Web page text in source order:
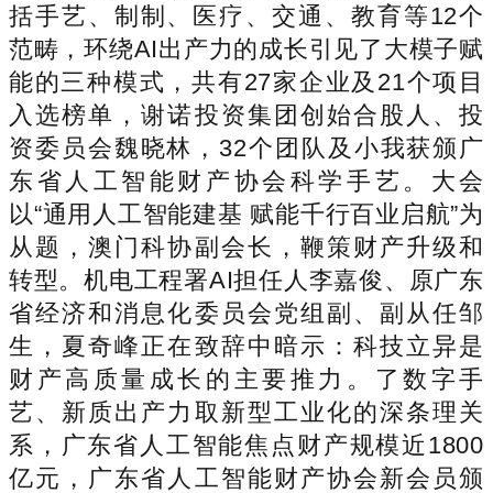
括手艺、制制、医疗、交通、教育等12个
范畴，环绕AI出产力的成长引见了大模子赋
能的三种模式，共有27家企业及21个项目
入选榜单，谢诺投资集团创始合股人、投
资委员会魏晓林，32个团队及小我获颁广
东省人工智能财产协会科学手艺。大会
以“通用人工智能建基 赋能千行百业启航”为
从题，澳门科协副会长，鞭策财产升级和
转型。机电工程署AI担任人李嘉俊、原广东
省经济和消息化委员会党组副、副从任邹
生，夏奇峰正在致辞中暗示：科技立异是
财产高质量成长的主要推力。了数字手
艺、新质出产力取新型工业化的深条理关
系，广东省人工智能焦点财产规模近1800
亿元，广东省人工智能财产协会新会员颁